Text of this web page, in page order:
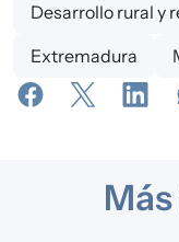
Desarrollo rural y
Extremadura
Más